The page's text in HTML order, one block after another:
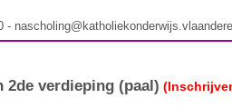
2de verdieping (paal)